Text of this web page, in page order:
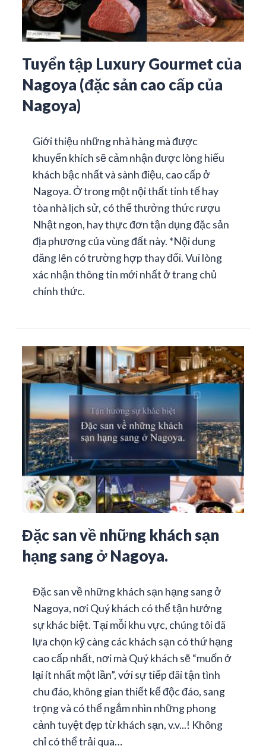
Tuyển tập Luxury Gourmet của
Nagoya (đặc sản cao cấp của
Nagoya)
Giới thiệu những nhà hàng mà được
khuyến khích sẽ cảm nhận được lòng hiếu
khách bậc nhất và sành điệu, cao cấp ở
Nagoya. Ở trong một nội thất tinh tế hay
tòa nhà lịch sử, có thể thưởng thức rượu
Nhật ngon, hay thực đơn tận dụng đặc sản
địa phương của vùng đất này. *Nội dung
đăng lên có trường hợp thay đổi. Vui lòng
xác nhận thông tin mới nhất ở trang chủ
chính thức.
Đặc san về những khách sạn
hạng sang ở Nagoya.
Đặc san về những khách sạn hạng sang ở
Nagoya, nơi Quý khách có thể tận hưởng
sự khác biệt. Tại mỗi khu vực, chúng tôi đã
lựa chọn kỹ càng các khách sạn có thứ hạng
cao cấp nhất, nơi mà Quý khách sẽ “muốn ở
lại ít nhất một lần”, với sự tiếp đãi tận tình
chu đáo, không gian thiết kế độc đáo, sang
trọng và có thể ngắm nhìn những phong
cảnh tuyệt đẹp từ khách sạn, v.v...! Không
chỉ có thể trải qua…